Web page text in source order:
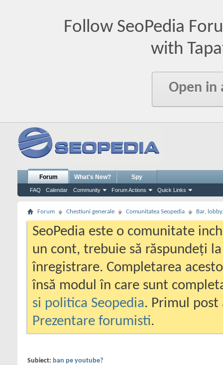
Follow SeoPedia
with
Open in
Forum
FAQ Calendar Community Forum Actions Quick Links
What's New? Spy
Forum Chestiuni generale Comunitatea Seopedia Bar,
SeoPedia este o comunitate
un cont, trebuie să răspundeți
înregistrare. Completarea
însă modul în care sunt
si politica Seopedia. Primul
Prezentare forumisti.
Subiect: ban pe youtube?